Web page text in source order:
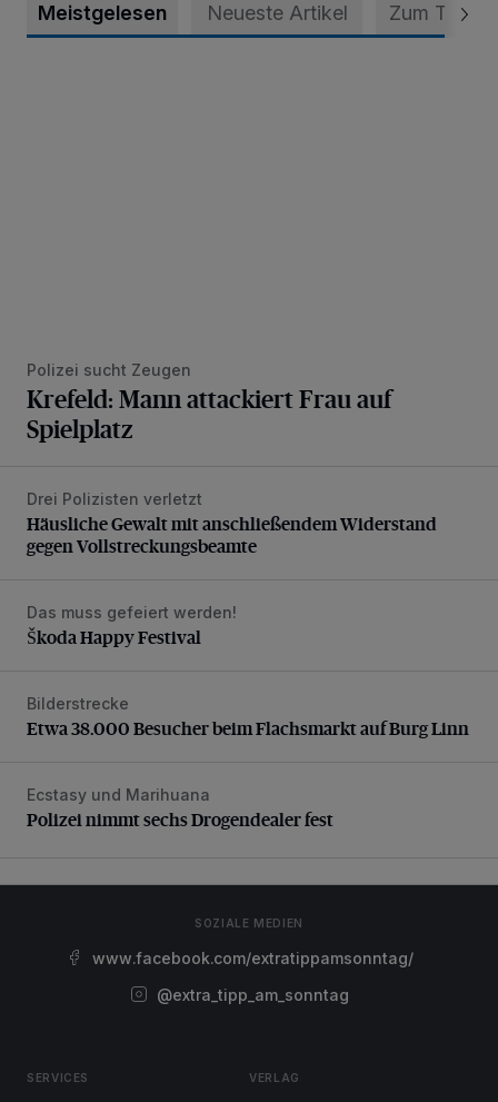
Meistgelesen Neueste Artikel Zum Thema
Polizei sucht Zeugen
Krefeld: Mann attackiert Frau auf
Spielplatz
Häusliche Gewalt mit anschließendem Widerstand gegen
Drei Polizisten verletzt
Häusliche Gewalt mit anschließendem Widerstand
gegen Vollstreckungsbeamte
Škoda Happy Festival
Das muss gefeiert werden!
Škoda Happy Festival
Etwa 38.000 Besucher beim Flachsmarkt auf Burg Linn
Bilderstrecke
Etwa 38.000 Besucher beim Flachsmarkt auf Burg Linn
Polizei nimmt sechs Drogendealer fest
Ecstasy und Marihuana
Polizei nimmt sechs Drogendealer fest
SOZIALE MEDIEN
www.facebook.com/extratippamsonntag/
@extra_tipp_am_sonntag
SERVICES VERLAG